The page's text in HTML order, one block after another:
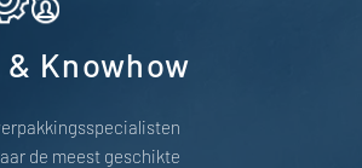
Knowhow
de meest geschikte